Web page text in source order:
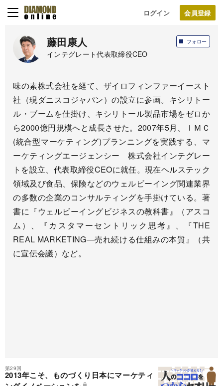
ログイン
フォロー
藤田康人
インテグレート代表取締役CEO
味の素株式会社を経て、ザイロフィンファーイースト
社（現ダニスコジャパン）の設立に参画。キシリトー
ル・ブームを仕掛け、キシリトール製品市場をゼロか
ら2000億円規模へと成長させた。2007年5月、ＩＭＣ
(統合型マーケティング)プランニングを実践する、マ
ーケティングエージェンシー 株式会社インテグレー
トを設立、代表取締役CEOに就任。現在ヘルステック
領域及び食品、保険などのウェルビーイング関連業界
の多数の企業のコンサルティングを手掛けている。著
書に『ウェルビーイングビジネスの教科書』（アスコ
ム）、『カスタマーセントリック思考』、『THE
REAL MARKETING―売れ続ける仕組みの本質』（共
に宣伝会議）など。
第29回
2013年こそ、ものづくり日本にマーケティ